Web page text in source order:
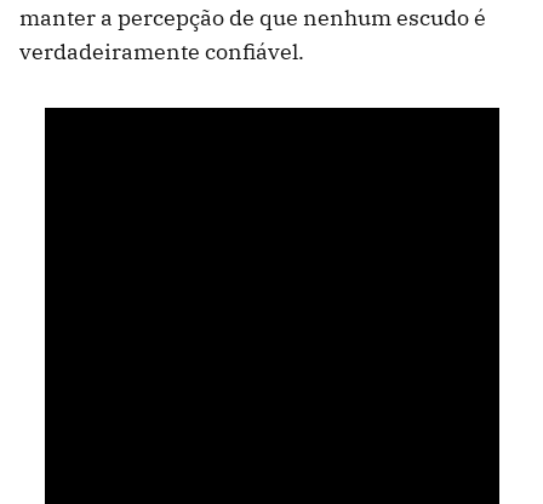
manter a percepção de que nenhum escudo é
verdadeiramente confiável.